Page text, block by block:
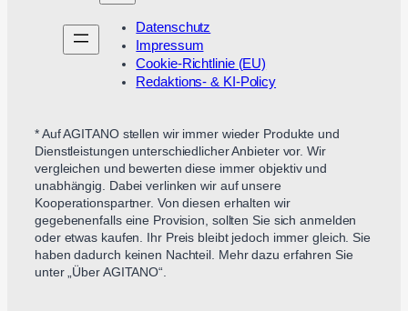
Datenschutz
Impressum
Cookie-Richtlinie (EU)
Redaktions- & KI-Policy
* Auf AGITANO stellen wir immer wieder Produkte und
Dienstleistungen unterschiedlicher Anbieter vor. Wir
vergleichen und bewerten diese immer objektiv und
unabhängig. Dabei verlinken wir auf unsere
Kooperationspartner. Von diesen erhalten wir
gegebenenfalls eine Provision, sollten Sie sich anmelden
oder etwas kaufen. Ihr Preis bleibt jedoch immer gleich. Sie
haben dadurch keinen Nachteil. Mehr dazu erfahren Sie
unter „Über AGITANO“.